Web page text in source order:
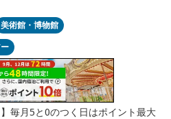
美術館・博物館
毎月5と0のつく日はポイント最大